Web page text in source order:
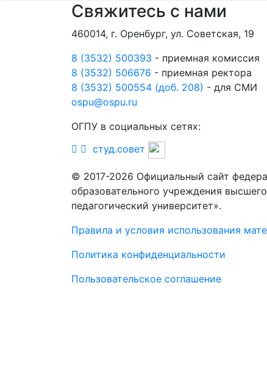
Свяжитесь с нами
460014, г. Оренбург, ул. Советская, 19
8 (3532) 500393 - приемная комиссия
8 (3532) 506676 - приемная ректора
8 (3532) 500554 (доб. 208) - для СМИ
ospu@ospu.ru
ОГПУ в социальных сетях:
студ.совет
© 2017-2026 Официальный сайт
образовательного учреждения
педагогический университет».
Правила и условия использования
Политика конфиденциальности
Пользовательское соглашение